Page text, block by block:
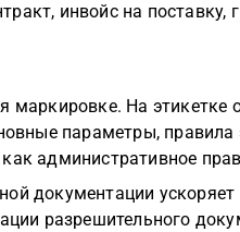
инвойс на
маркировке. На этикетке
параметры,
административное
документации ускоряет
разрешительного